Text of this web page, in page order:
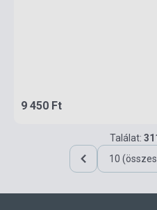
9 450 Ft
Találat:
10